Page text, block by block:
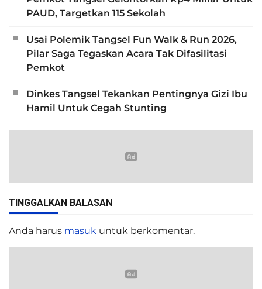
PAUD, Targetkan 115 Sekolah
Usai Polemik Tangsel Fun Walk & Run 2026,
Pilar Saga Tegaskan Acara Tak Difasilitasi
Pemkot
Dinkes Tangsel Tekankan Pentingnya Gizi Ibu
Hamil Untuk Cegah Stunting
TINGGALKAN BALASAN
Anda harus masuk untuk berkomentar.